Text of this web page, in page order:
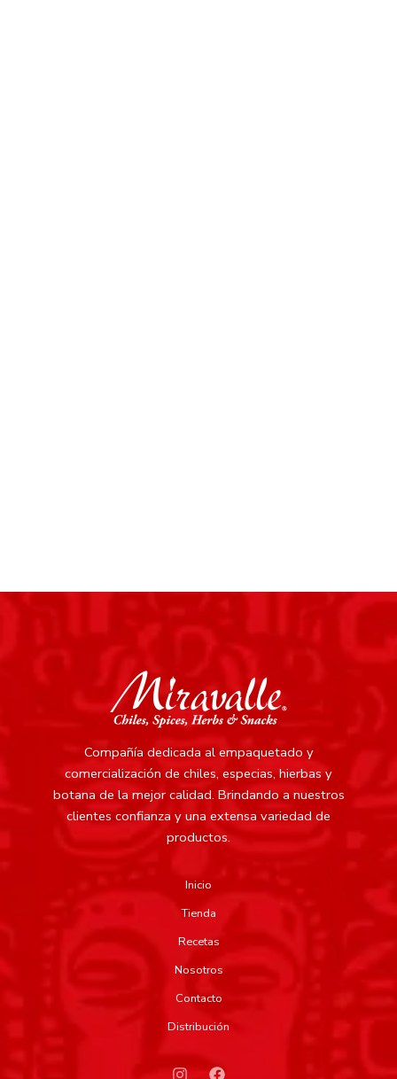
Compañía dedicada al empaquetado y
comercialización de chiles, especias, hierbas y
botana de la mejor calidad. Brindando a nuestros
clientes confianza y una extensa variedad de
productos.
Inicio
Tienda
Recetas
Nosotros
Contacto
Distribución